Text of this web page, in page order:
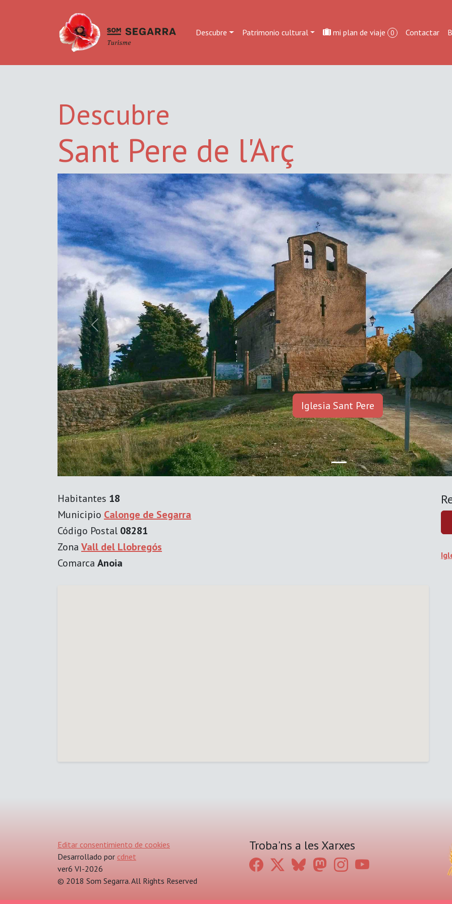
Descubre Patrimonio cultural mi plan de viaje 0 Contactar
Descubre
Sant Pere de l'Arç
Iglesia Sant Pere
Previous
Habitantes 18
Municipio Calonge de Segarra
Código Postal 08281
Zona Vall del Llobregós
Comarca Anoia
Editar consentimiento de cookies
Desarrollado por cdnet
ver6 VI-2026
© 2018 Som Segarra. All Rights Reserved
Troba'ns a les Xarxes